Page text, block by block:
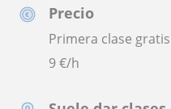
Precio
Primera clase gratis
9€/h